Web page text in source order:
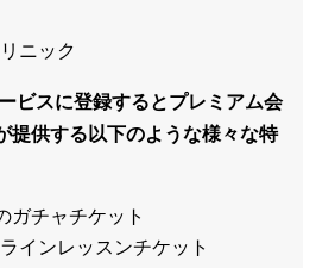
ニック
ビスに登録するとプレミアム会
提供する以下のような様々な特
ガチャチケット
インレッスンチケット